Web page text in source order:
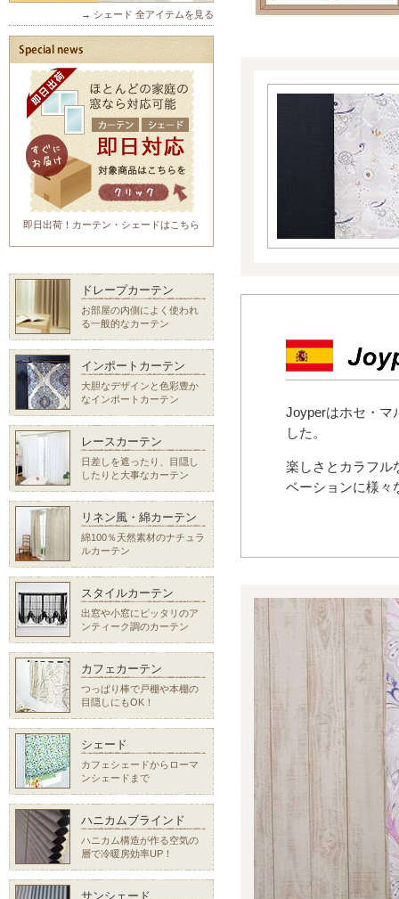
Joyperはホセ・マ
した。
楽しさとカラフル
ベーションに様々
→ シェード 全アイテムを見る
即日出荷！カーテン・シェードはこちら
ドレープカーテン
お部屋の内側によく使われ
る一般的なカーテン
インポートカーテン
大胆なデザインと色彩豊か
なインポートカーテン
レースカーテン
日差しを遮ったり、目隠し
したりと大事なカーテン
リネン風・綿カーテン
綿100％天然素材のナチュラ
ルカーテン
スタイルカーテン
出窓や小窓にピッタリのア
ンティーク調のカーテン
カフェカーテン
つっぱり棒で戸棚や本棚の
目隠しにもOK！
シェード
カフェシェードからローマ
ンシェードまで
ハニカムブラインド
ハニカム構造が作る空気の
層で冷暖房効率UP！
サンシェード